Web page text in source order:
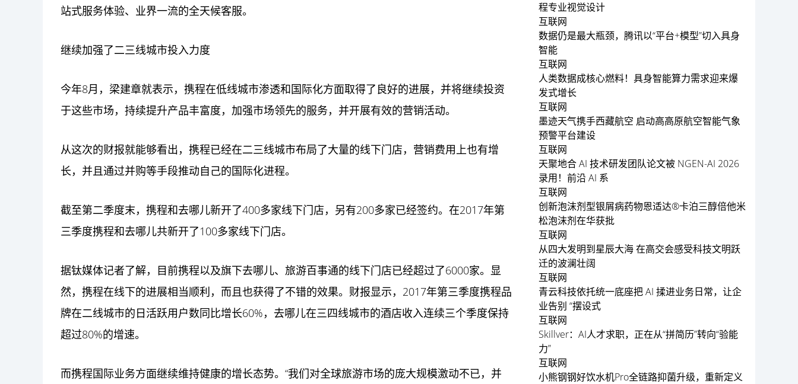
站式服务体验、业界一流的全天候客服。
继续加强了二三线城市投入力度
今年8月，梁建章就表示，携程在低线城市渗透和国际化方面取得了良好的进展，并将继续投资
于这些市场，持续提升产品丰富度，加强市场领先的服务，并开展有效的营销活动。
从这次的财报就能够看出，携程已经在二三线城市布局了大量的线下门店，营销费用上也有增
长，并且通过并购等手段推动自己的国际化进程。
截至第二季度末，携程和去哪儿新开了400多家线下门店，另有200多家已经签约。在2017年第
三季度携程和去哪儿共新开了100多家线下门店。
据钛媒体记者了解，目前携程以及旗下去哪儿、旅游百事通的线下门店已经超过了6000家。显
然，携程在线下的进展相当顺利，而且也获得了不错的效果。财报显示，2017年第三季度携程品
牌在二线城市的日活跃用户数同比增长60%，去哪儿在三四线城市的酒店收入连续三个季度保持
超过80%的增速。
而携程国际业务方面继续维持健康的增长态势。“我们对全球旅游市场的庞大规模激动不已，并
程专业视觉设计
互联网
数据仍是最大瓶颈，腾讯以“平台+模型”切入具身
智能
互联网
人类数据成核心燃料！具身智能算力需求迎来爆
发式增长
互联网
墨迹天气携手西藏航空 启动高高原航空智能气象
预警平台建设
互联网
天聚地合 AI 技术研发团队论文被 NGEN-AI 2026
录用！前沿 AI 系
互联网
创新泡沫剂型银屑病药物恩适达®卡泊三醇倍他米
松泡沫剂在华获批
互联网
从四大发明到星辰大海 在高交会感受科技文明跃
迁的波澜壮阔
互联网
青云科技依托统一底座把 AI 揉进业务日常，让企
业告别 “摆设式
互联网
Skillver：AI人才求职，正在从“拼简历”转向“验能
力”
互联网
小熊钢钢好饮水机Pro全链路抑菌升级，重新定义